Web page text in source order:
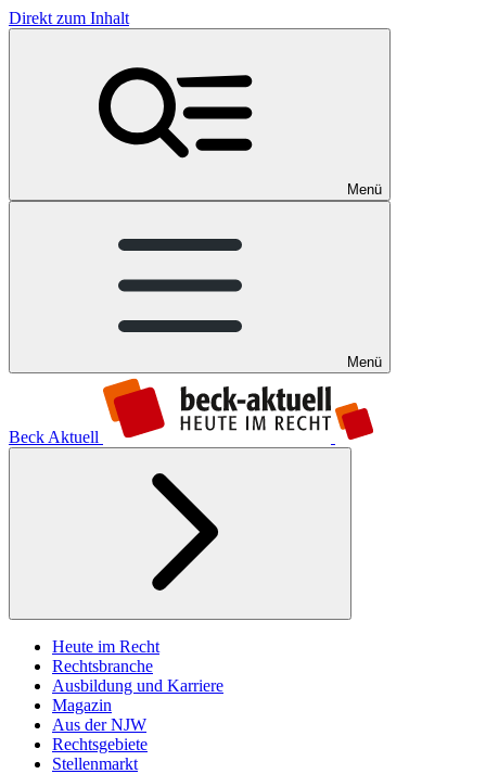
Direkt zum Inhalt
Menü
Menü
Beck Aktuell
Heute im Recht
Rechtsbranche
Ausbildung und Karriere
Magazin
Aus der NJW
Rechtsgebiete
Stellenmarkt